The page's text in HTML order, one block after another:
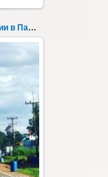
В Логово Дракона фото экскурсии в Паттайе 182
из
182